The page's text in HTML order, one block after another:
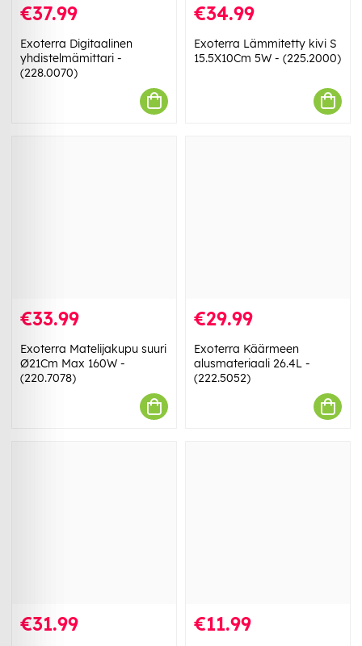
€37.99
Exoterra Digitaalinen
yhdistelmämittari -
(228.0070)
€34.99
Exoterra Lämmitetty kivi S
15.5X10Cm 5W - (225.2000)
€33.99
Exoterra Matelijakupu suuri
Ø21Cm Max 160W -
(220.7078)
€29.99
Exoterra Käärmeen
alusmateriaali 26.4L -
(222.5052)
€31.99 €11.99